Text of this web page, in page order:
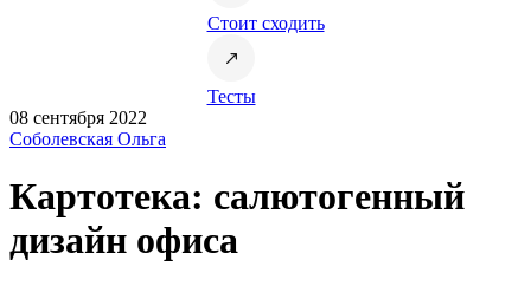
Стоит сходить
Тесты
08 сентября 2022
Соболевская Ольга
Картотека: салютогенный
дизайн офиса